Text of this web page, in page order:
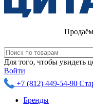
Для того, чтобы увидеть
Войти
+7 (812) 449-54-90
Бренды